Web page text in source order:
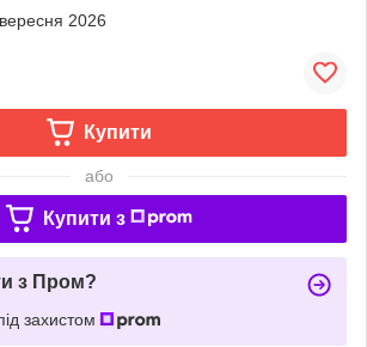
2026
Купити
або
Купити з
з Пром?
захистом